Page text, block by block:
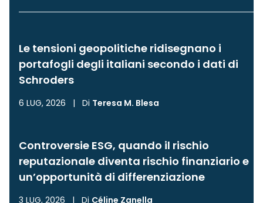
Le tensioni geopolitiche ridisegnano i
portafogli degli italiani secondo i dati di
Schroders
6 LUG, 2026 | Di Teresa M. Blesa
Controversie ESG, quando il rischio
reputazionale diventa rischio finanziario e
un’opportunità di differenziazione
3 LUG, 2026 | Di Céline Zanella